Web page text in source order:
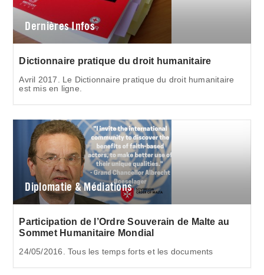
Dernières Infos
Dictionnaire pratique du droit humanitaire
Avril 2017. Le Dictionnaire pratique du droit humanitaire
est mis en ligne.
Diplomatie & Médiations
Participation de l’Ordre Souverain de Malte au
Sommet Humanitaire Mondial
24/05/2016. Tous les temps forts et les documents